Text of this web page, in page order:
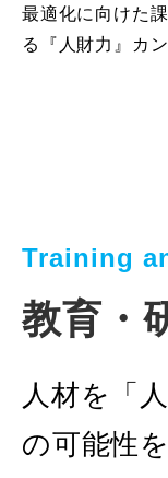
最適化に向けた
る『人財力』カ
Training
教育・
人材を「
の可能性